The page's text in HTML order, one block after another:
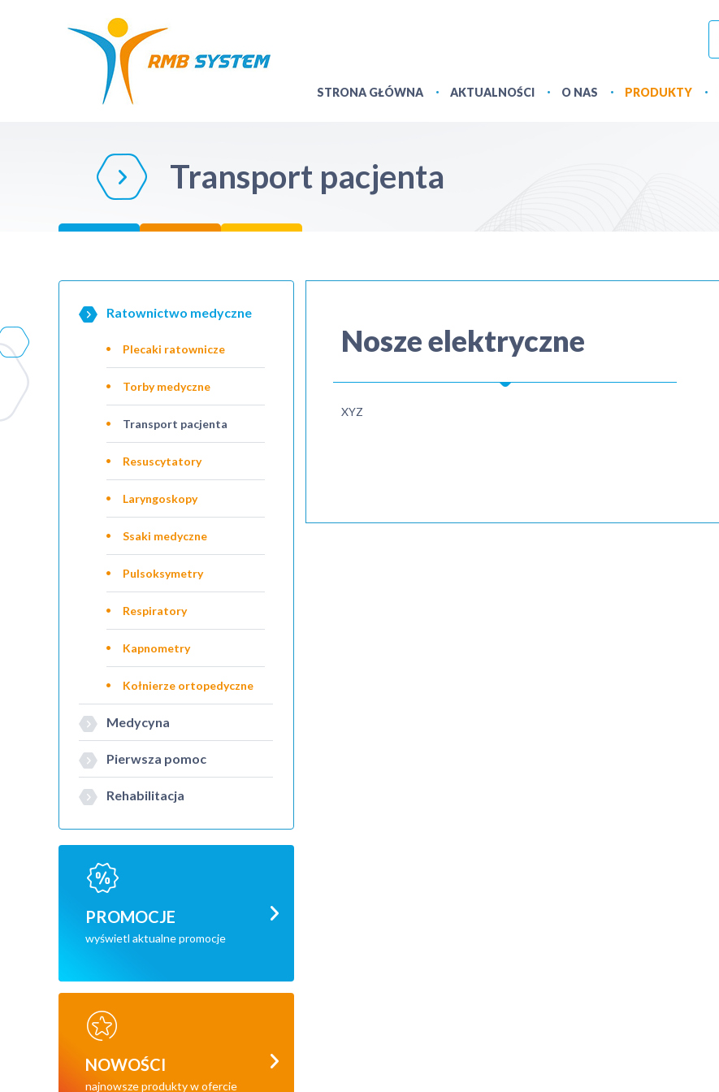
STRONA GŁÓWNA AKTUALNOŚCI O NAS PRODUKTY
Transport pacjenta
Ratownictwo medyczne
Plecaki ratownicze
Torby medyczne
Transport pacjenta
Resuscytatory
Laryngoskopy
Ssaki medyczne
Pulsoksymetry
Respiratory
Kapnometry
Kołnierze ortopedyczne
Medycyna
Pierwsza pomoc
Rehabilitacja
PROMOCJE
wyświetl aktualne promocje
NOWOŚCI
najnowsze produkty w ofercie
Nosze elektryczne
XYZ